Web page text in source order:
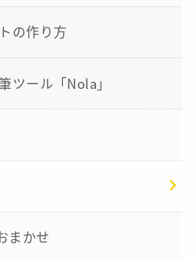
の作り方
ツール「Nola」
まかせ